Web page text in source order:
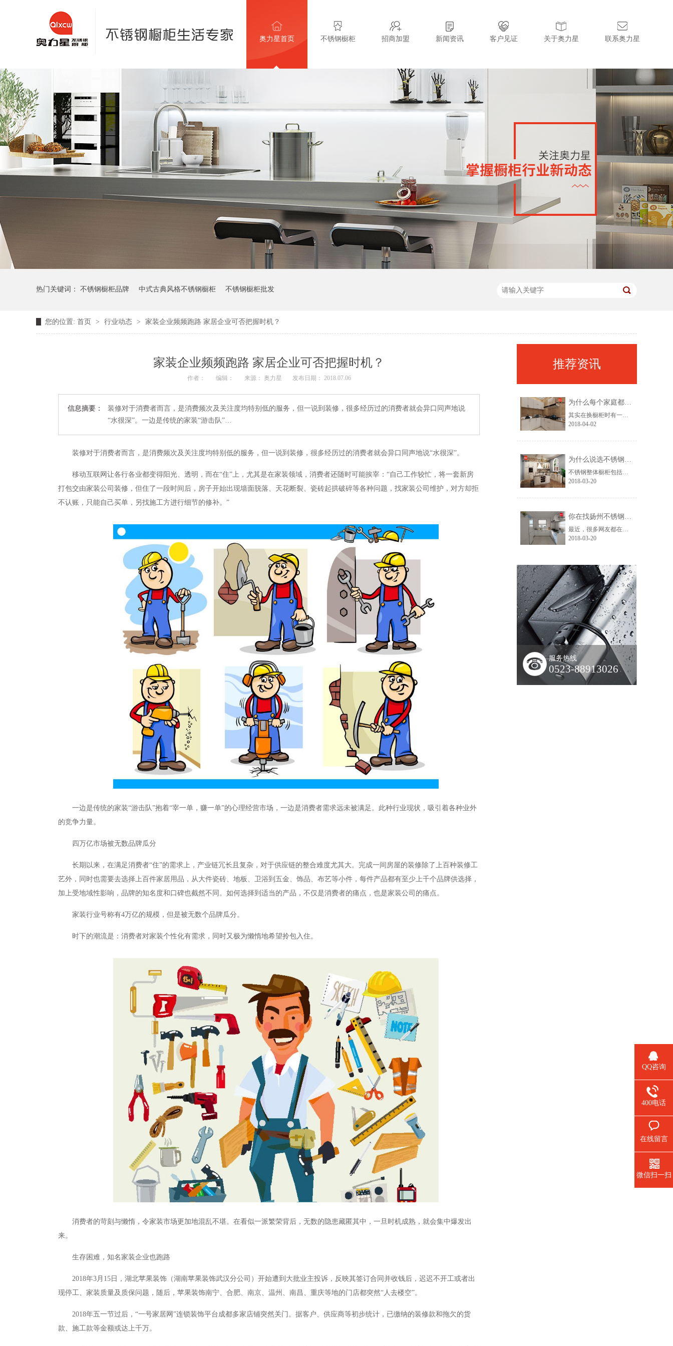
奥力星首页 不锈钢橱柜 招商加盟 新闻资讯 客户见证 关于奥力星 联系奥力星
热门关键词： 不锈钢橱柜品牌 中式古典风格不锈钢橱柜 不锈钢橱柜批发
您的位置: 首页 > 行业动态 > 家装企业频频跑路 家居企业可否把握时机？
家装企业频频跑路 家居企业可否把握时机？
作者： 编辑： 来源： 奥力星 发布日期： 2018.07.06
信息摘要：
装修对于消费者而言，是消费频次及关注度均特别低的服务，但一说到装修，很多经历过的消费者就会异口同声地说
“水很深”。一边是传统的家装“游击队”…
装修对于消费者而言，是消费频次及关注度均特别低的服务，但一说到装修，很多经历过的消费者就会异口同声地说“水很深”。
移动互联网让各行各业都变得阳光、透明，而在“住”上，尤其是在家装领域，消费者还随时可能挨宰：“自己工作较忙，将一套新房
打包交由家装公司装修，但住了一段时间后，房子开始出现墙面脱落、天花断裂、瓷砖起拱破碎等各种问题，找家装公司维护，对方却拒
不认账，只能自己买单，另找施工方进行细节的修补。”
一边是传统的家装“游击队”抱着“宰一单，赚一单”的心理经营市场，一边是消费者需求远未被满足。此种行业现状，吸引着各种业外
的竞争力量。
四万亿市场被无数品牌瓜分
长期以来，在满足消费者“住”的需求上，产业链冗长且复杂，对于供应链的整合难度尤其大。完成一间房屋的装修除了上百种装修工
艺外，同时也需要去选择上百件家居用品，从大件瓷砖、地板、卫浴到五金、饰品、布艺等小件，每件产品都有至少上千个品牌供选择，
加上受地域性影响，品牌的知名度和口碑也截然不同。如何选择到适当的产品，不仅是消费者的痛点，也是家装公司的痛点。
家装行业号称有4万亿的规模，但是被无数个品牌瓜分。
时下的潮流是：消费者对家装个性化有需求，同时又极为懒惰地希望拎包入住。
消费者的苛刻与懒惰，令家装市场更加地混乱不堪。在看似一派繁荣背后，无数的隐患藏匿其中，一旦时机成熟，就会集中爆发出
来。
生存困难，知名家装企业也跑路
2018年3月15日，湖北苹果装饰（湖南苹果装饰武汉分公司）开始遭到大批业主投诉，反映其签订合同并收钱后，迟迟不开工或者出
现停工、家装质量及质保问题，随后，苹果装饰南宁、合肥、南京、温州、南昌、重庆等地的门店都突然“人去楼空”。
2018年五一节过后，“一号家居网”连锁装饰平台成都多家店铺突然关门。据客户、供应商等初步统计，已缴纳的装修款和拖欠的货
款、施工款等金额或达上千万。
推荐资讯
为什么每个家庭都需要一套整体不锈钢橱柜?
其实在换橱柜时有一个难题，那就是不锈钢橱柜和木质橱柜，不知道选哪一个，也不知道那个性价比高，在这里小编给大家简单捋下思路，在换橱柜的时候你要想清楚这5点就够了，你就知道要换什么样子的了，接下来就给大家几个建议参考，希望可以帮助到大家。
2018-04-02
为什么说选不锈钢橱柜就要选择奥力星？
不锈钢整体橱柜包括地柜、不锈钢台面、吊柜以及双水槽和其它下水配件，所以实用性极强。从外观上来看它的外形美观，而且台面经久耐用，容易清洁，不锈钢橱柜绿色环保不会释放任何的有毒有害物质。那么奥力星不锈钢整体橱柜具体有哪些优点呢？
2018-03-20
你在找扬州不锈钢橱柜吗？奥力星，让家人更放心
最近，很多网友都在搜索“扬州哪里可以买不锈钢橱柜”“扬州不锈钢橱柜”，大家既然这么搜索，一定是有这方面的需要，想要找到一款既经济实惠又实用美观的不锈钢橱柜。
2018-03-20
服务热线
0523-88913026
QQ咨询
400电话
在线留言
微信扫一扫